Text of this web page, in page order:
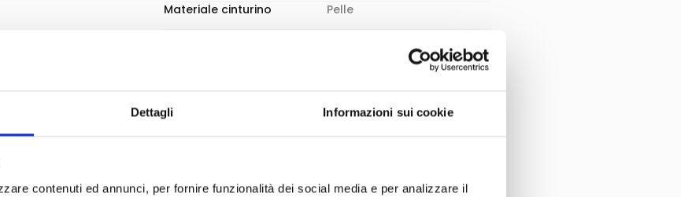
Dettagli Informazioni sui cookie
contenuti ed annunci, per fornire funzionalità dei social media e per analizzare il
Materiale cinturino
Pelle
Impermeabilità
3 ATM - 3 BAR - 30 m
Movimento
Meccanico